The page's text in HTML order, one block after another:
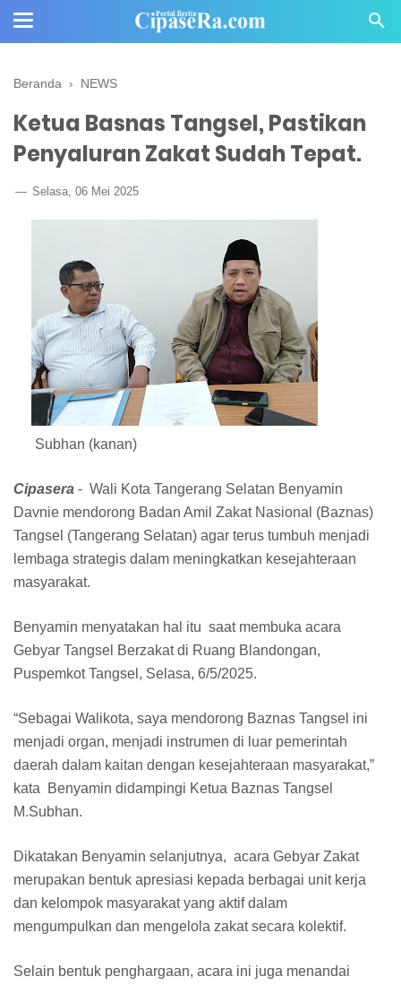
Beranda › NEWS
Ketua Basnas Tangsel, Pastikan
Penyaluran Zakat Sudah Tepat.
Selasa, 06 Mei 2025
Subhan (kanan)
Cipasera - Wali Kota Tangerang Selatan Benyamin
Davnie mendorong Badan Amil Zakat Nasional (Baznas)
Tangsel (Tangerang Selatan) agar terus tumbuh menjadi
lembaga strategis dalam meningkatkan kesejahteraan
masyarakat.
Benyamin menyatakan hal itu saat membuka acara
Gebyar Tangsel Berzakat di Ruang Blandongan,
Puspemkot Tangsel, Selasa, 6/5/2025.
“Sebagai Walikota, saya mendorong Baznas Tangsel ini
menjadi organ, menjadi instrumen di luar pemerintah
daerah dalam kaitan dengan kesejahteraan masyarakat,”
kata Benyamin didampingi Ketua Baznas Tangsel
M.Subhan.
Dikatakan Benyamin selanjutnya, acara Gebyar Zakat
merupakan bentuk apresiasi kepada berbagai unit kerja
dan kelompok masyarakat yang aktif dalam
mengumpulkan dan mengelola zakat secara kolektif.
Selain bentuk penghargaan, acara ini juga menandai